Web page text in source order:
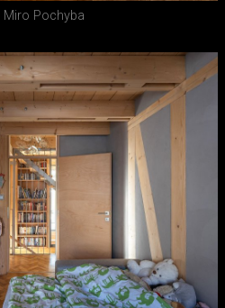
Miro Pochyba